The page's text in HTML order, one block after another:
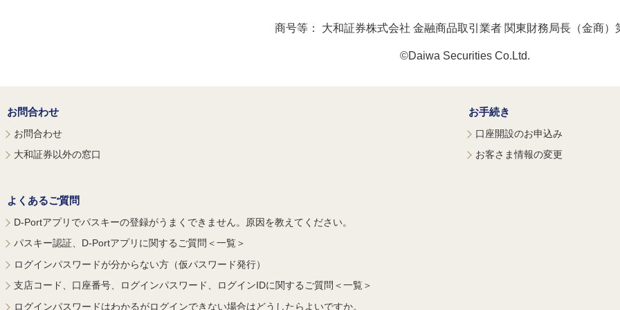
商号等： 大和証券株式会社 金融商品取引業者 関東財務局長（金商）
©Daiwa Securities Co.Ltd.
お問合わせ
お問合わせ
大和証券以外の窓口
お手続き
口座開設のお申込み
お客さま情報の変更
よくあるご質問
D-Portアプリでパスキーの登録がうまくできません。原因を教えてください。
パスキー認証、D-Portアプリに関するご質問＜一覧＞
ログインパスワードが分からない方（仮パスワード発行）
支店コード、口座番号、ログインパスワード、ログインIDに関するご質問＜一覧＞
ログインパスワードはわかるがログインできない場合はどうしたらよいですか。